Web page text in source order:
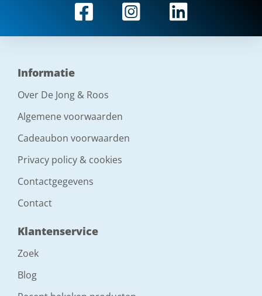
Informatie
Over De Jong & Roos
Algemene voorwaarden
Cadeaubon voorwaarden
Privacy policy & cookies
Contactgegevens
Contact
Klantenservice
Zoek
Blog